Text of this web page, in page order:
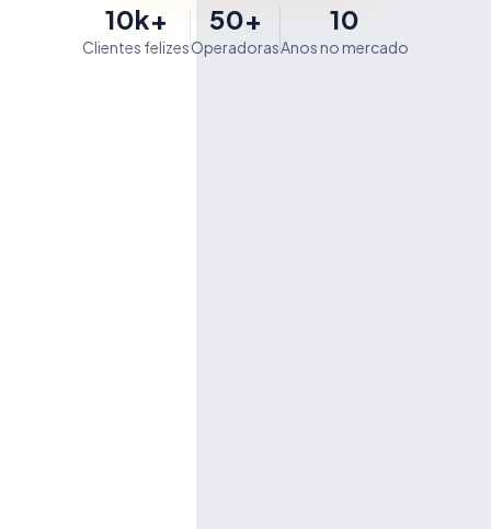
10k+
Clientes felizes
50+
Operadoras
10
Anos no mercado